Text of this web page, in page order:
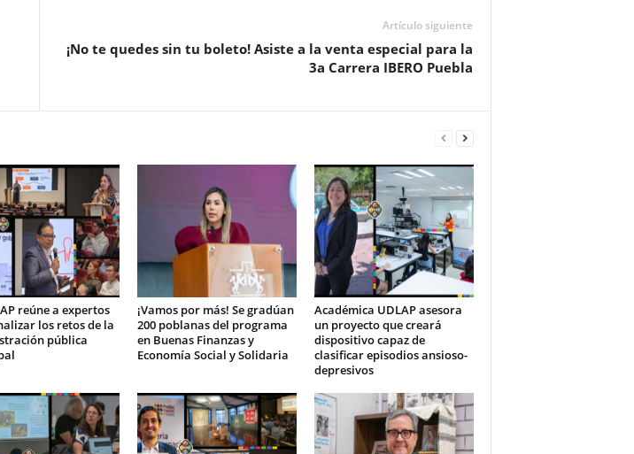
Artículo siguiente
¡No te quedes sin tu boleto! Asiste a la venta especial para la
3a Carrera IBERO Puebla
reúne a expertos
los retos de la
pública
¡Vamos por más! Se gradúan
200 poblanas del programa
en Buenas Finanzas y
Economía Social y Solidaria
Académica UDLAP asesora
un proyecto que creará
dispositivo capaz de
clasificar episodios ansioso-
depresivos